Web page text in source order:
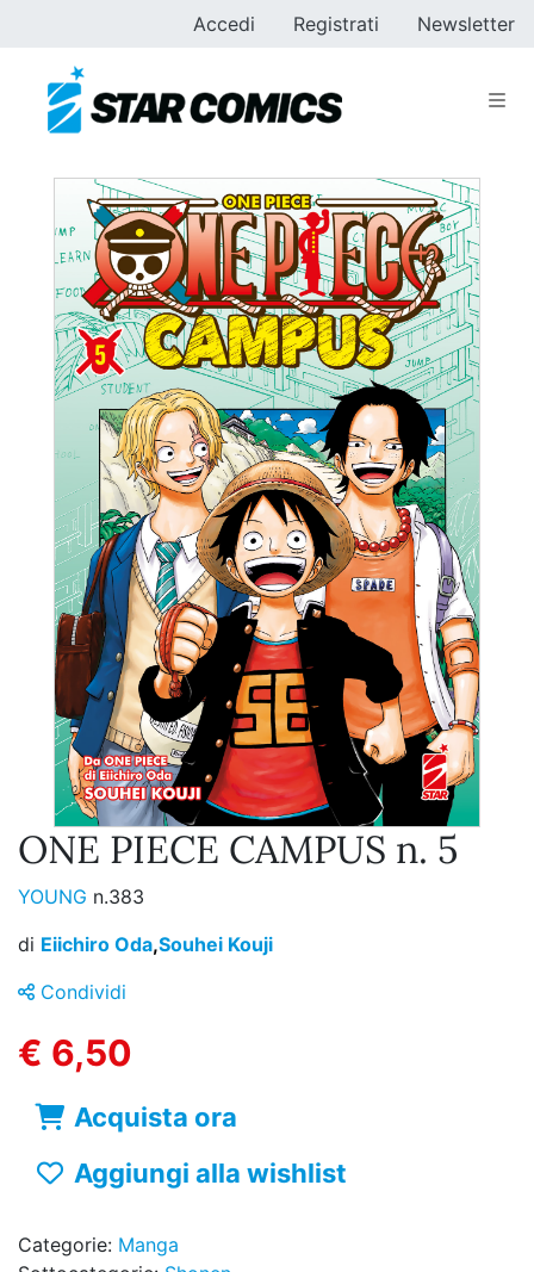
Accedi Registrati Newsletter
ONE PIECE CAMPUS n. 5
YOUNG n.383
di Eiichiro Oda,Souhei Kouji
Condividi
€ 6,50
Acquista ora
Aggiungi alla wishlist
Categorie: Manga